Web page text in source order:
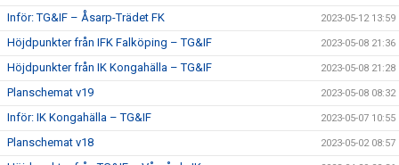
Inför: TG&IF – Åsarp-Trädet FK 2023-05-12 13:59
Höjdpunkter från IFK Falköping – TG&IF 2023-05-08 21:36
Höjdpunkter från IK Kongahälla – TG&IF 2023-05-08 21:28
Planschemat v19 2023-05-08 08:32
Inför: IK Kongahälla – TG&IF 2023-05-07 10:55
Planschemat v18 2023-05-02 08:57